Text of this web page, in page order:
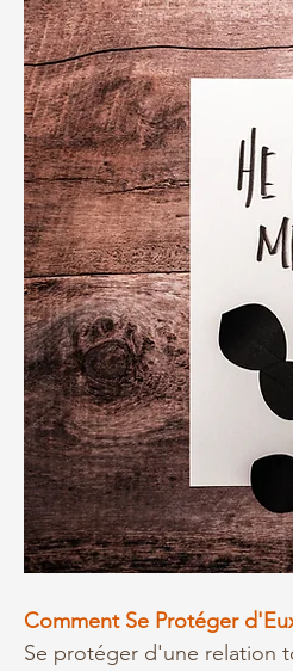
Comment Se Protéger
Se protéger d'une relation